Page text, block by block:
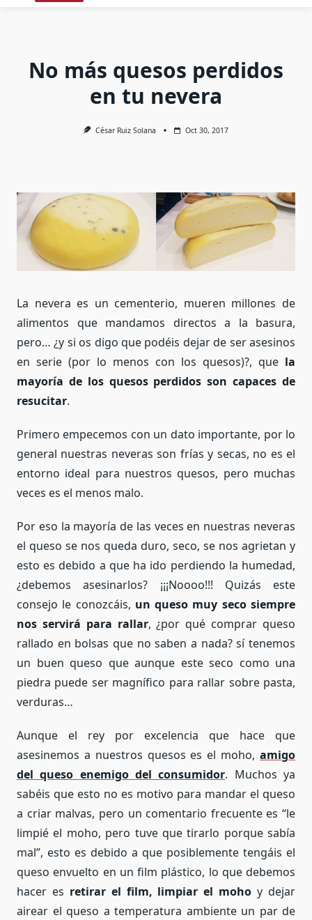
No más quesos perdidos
en tu nevera
César Ruiz Solana Oct 30, 2017
La nevera es un cementerio, mueren millones de
alimentos que mandamos directos a la basura,
pero… ¿y si os digo que podéis dejar de ser asesinos
en serie (por lo menos con los quesos)?, que la
mayoría de los quesos perdidos son capaces de
resucitar.
Primero empecemos con un dato importante, por lo
general nuestras neveras son frías y secas, no es el
entorno ideal para nuestros quesos, pero muchas
veces es el menos malo.
Por eso la mayoría de las veces en nuestras neveras
el queso se nos queda duro, seco, se nos agrietan y
esto es debido a que ha ido perdiendo la humedad,
¿debemos asesinarlos? ¡¡¡Noooo!!! Quizás este
consejo le conozcáis, un queso muy seco siempre
nos servirá para rallar, ¿por qué comprar queso
rallado en bolsas que no saben a nada? sí tenemos
un buen queso que aunque este seco como una
piedra puede ser magnífico para rallar sobre pasta,
verduras…
Aunque el rey por excelencia que hace que
asesinemos a nuestros quesos es el moho, amigo
del queso enemigo del consumidor. Muchos ya
sabéis que esto no es motivo para mandar el queso
a criar malvas, pero un comentario frecuente es “le
limpié el moho, pero tuve que tirarlo porque sabía
mal”, esto es debido a que posiblemente tengáis el
queso envuelto en un film plástico, lo que debemos
hacer es retirar el film, limpiar el moho y dejar
airear el queso a temperatura ambiente un par de